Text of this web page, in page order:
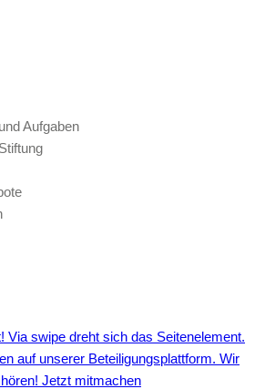
Aufgaben
auf unserer Beteiligungsplattform. Wir
Jetzt mitmachen